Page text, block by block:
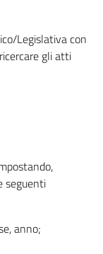
Legislativa con
gli atti
seguenti
anno;